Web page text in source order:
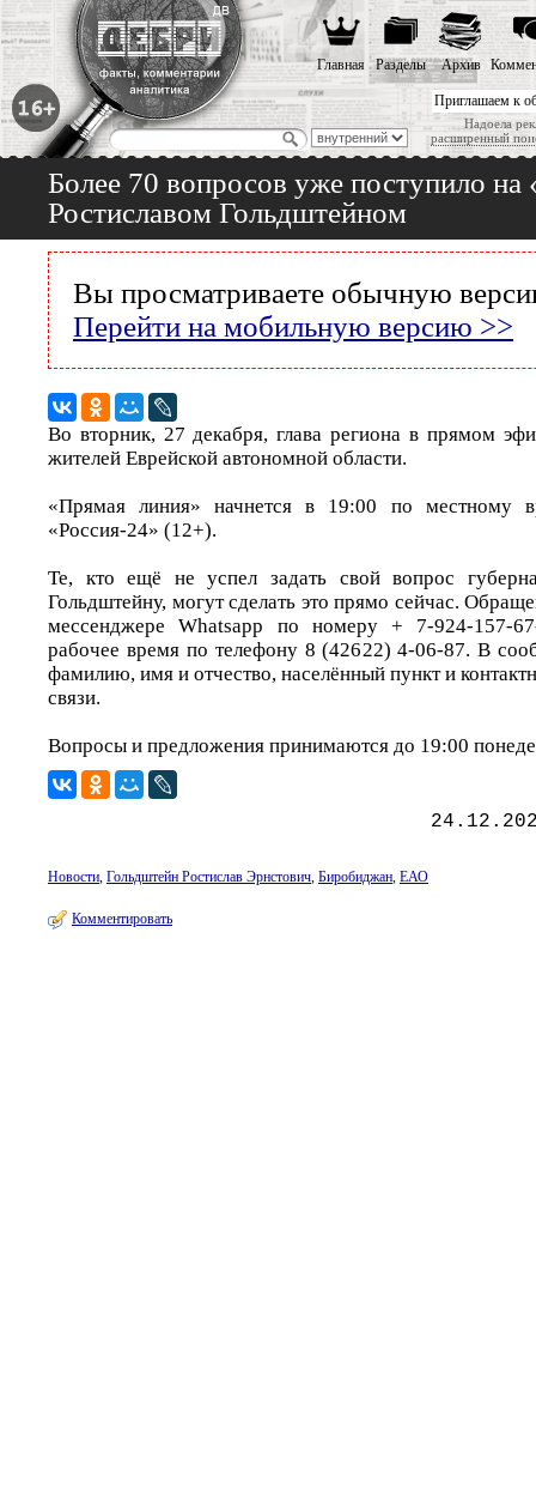
Приглашаем к
Надоела
расширенный
Главная Разделы Архив
Более 70 вопросов уже поступило
Ростиславом Гольдштейном
Вы просматриваете обычную
Перейти на мобильную версию >>
Во вторник, 27 декабря, глава региона в прямом
жителей Еврейской автономной области.
«Прямая линия» начнется в 19:00 по местному
«Россия-24» (12+).
Те, кто ещё не успел задать свой вопрос
Гольдштейну, могут сделать это прямо сейчас.
мессенджере Whatsapp по номеру + 7-924-157-
рабочее время по телефону 8 (42622) 4-06-87. В
фамилию, имя и отчество, населённый пункт и
связи.
Вопросы и предложения принимаются до 19:00
Новости, Гольдштейн Ростислав Эрнстович, Биробиджан, ЕАО
Комментировать